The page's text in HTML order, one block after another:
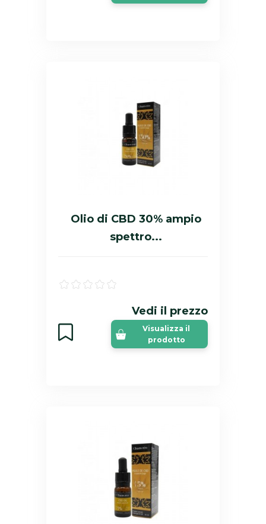
Olio di CBD 30% ampio
spettro...
Vedi il prezzo
Visualizza il
prodotto